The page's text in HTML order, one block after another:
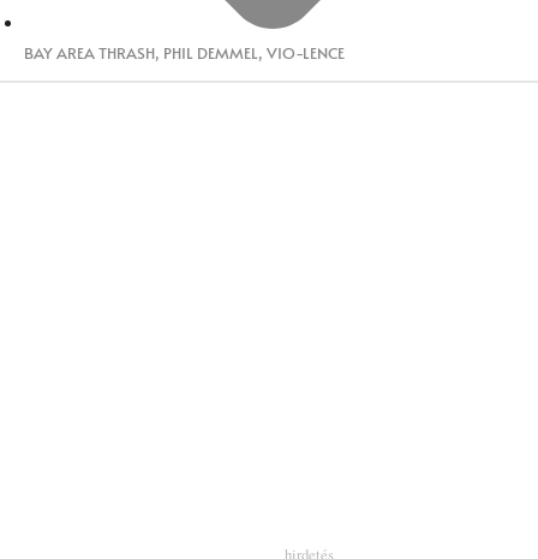
BAY AREA THRASH, PHIL DEMMEL, VIO-LENCE